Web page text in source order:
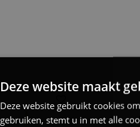
Deze website maakt
Deze website gebruikt cookies
gebruiken, stemt u in met alle